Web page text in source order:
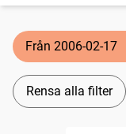
Från 2006-02-17
Rensa alla filter